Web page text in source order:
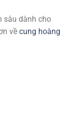
sâu dành cho
về cung hoàng